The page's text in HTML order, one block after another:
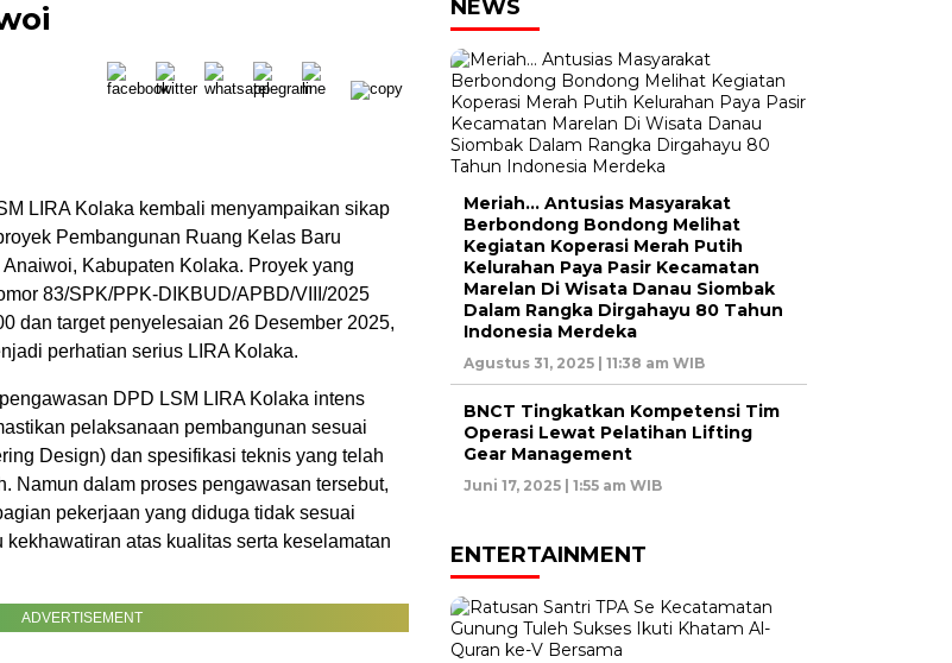
LIRA Kolaka kembali menyampaikan sikap
Pembangunan Ruang Kelas Baru
Kabupaten Kolaka. Proyek yang
83/SPK/PPK-DIKBUD/APBD/VIII/2025
dan target penyelesaian 26 Desember 2025,
perhatian serius LIRA Kolaka.
DPD LSM LIRA Kolaka intens
pelaksanaan pembangunan sesuai
Design) dan spesifikasi teknis yang telah
Namun dalam proses pengawasan tersebut,
pekerjaan yang diduga tidak sesuai
atas kualitas serta keselamatan
ADVERTISEMENT
NEWS
Meriah… Antusias Masyarakat
Berbondong Bondong Melihat
Kegiatan Koperasi Merah Putih
Kelurahan Paya Pasir Kecamatan
Marelan Di Wisata Danau Siombak
Dalam Rangka Dirgahayu 80 Tahun
Indonesia Merdeka
Agustus 31, 2025 | 11:38 am WIB
BNCT Tingkatkan Kompetensi Tim
Operasi Lewat Pelatihan Lifting
Gear Management
Juni 17, 2025 | 1:55 am WIB
ENTERTAINMENT